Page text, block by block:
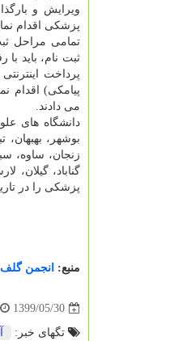
ویرایش و
پزشکی اقدام
تمامی مراحل
ثبت نام، باید
پرداخت اینترنتی مبلغ ۶۱۶ هزار ریال (با
پیامکی) اقدام
می دادند.
دانشگاه های
بوشهر،
زنجان، ساوه،
گناباد، گیلان،
پزشکی را در تاریخ ۱۴ شهریور ماه سالجاری برگزار می
منبع: انجمن گلف
1399/05/30
تگهای خبر: